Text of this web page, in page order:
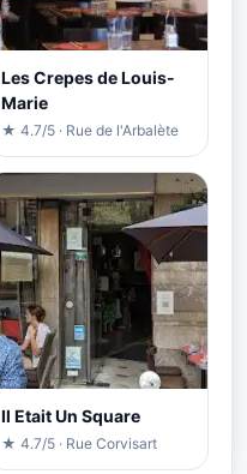
Les Crepes de Louis-
Marie
★ 4.7/5 · Rue de l'Arbalète
Il Etait Un Square
★ 4.7/5 · Rue Corvisart